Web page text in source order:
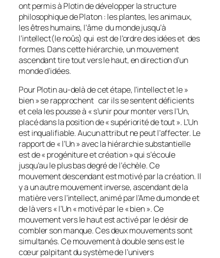
ont permis à Plotin de développer la structure
philosophique de Platon : les plantes, les animaux,
les êtres humains, l’âme du monde jusqu’à
l’intellect(lenoûs) qui est de l’ordre des idées et des
formes. Dans cette hiérarchie, un mouvement
ascendant tire tout vers le haut, en direction d’un
monde d’idées.
Pour Plotin au-delà de cet étape, l’intellect et le »
bien » se rapprochent car ils se sentent déficients
et cela les pousse à « s’unir pour monter vers l’Un,
placé dans la position de « supériorité de tout ». L’Un
est inqualifiable. Aucun attribut ne peut l’affecter. Le
rapport de « l’Un » avec la hiérarchie substantielle
est de « progéniture et création » qui s’écoule
jusqu’au le plus bas degré de l’échèle. Ce
mouvement descendant est motivé par la création. Il
y a un autre mouvement inverse, ascendant de la
matière vers l’intellect, animé par l’Ame du monde et
de là vers « l’Un « motivé par le « bien ». Ce
mouvement vers le haut est activé par le désir de
combler son manque. Ces deux mouvements sont
simultanés. Ce mouvement à double sens est le
cœur palpitant du système de l’univers